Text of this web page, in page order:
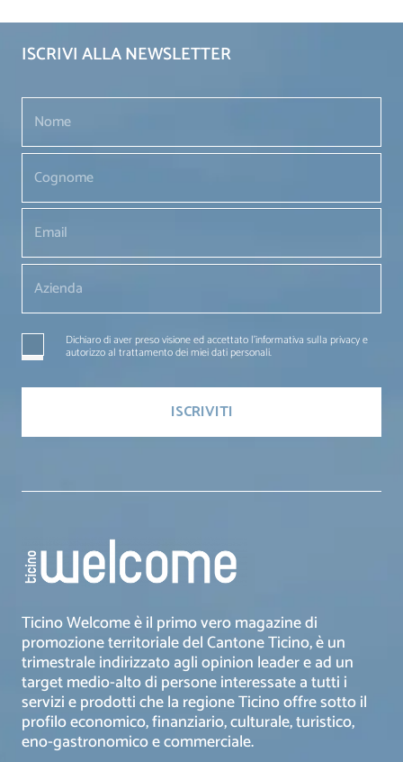
ISCRIVI ALLA NEWSLETTER
Dichiaro di aver preso visione ed accettato l'informativa sulla privacy e
autorizzo al trattamento dei miei dati personali.
Ticino Welcome è il primo vero magazine di
promozione territoriale del Cantone Ticino, è un
trimestrale indirizzato agli opinion leader e ad un
target medio-alto di persone interessate a tutti i
servizi e prodotti che la regione Ticino offre sotto il
profilo economico, finanziario, culturale, turistico,
eno-gastronomico e commerciale.